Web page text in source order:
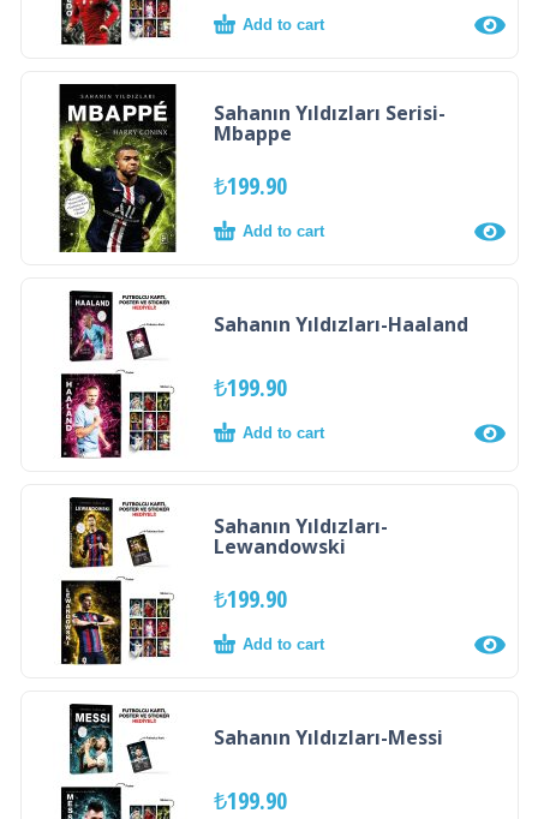
Add to cart
Sahanın Yıldızları Serisi-
Mbappe
₺199.90
Add to cart
Sahanın Yıldızları-Haaland
₺199.90
Add to cart
Sahanın Yıldızları-
Lewandowski
₺199.90
Add to cart
Sahanın Yıldızları-Messi
₺199.90